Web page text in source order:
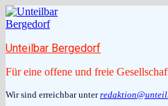
Zum
Inhalt
Unteilbar Bergedorf
Für eine offene und freie
Wir sind erreichbar unter